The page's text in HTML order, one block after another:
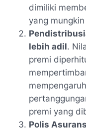
dimiliki
yang
lebih adil.
premi
premi yang
Polis